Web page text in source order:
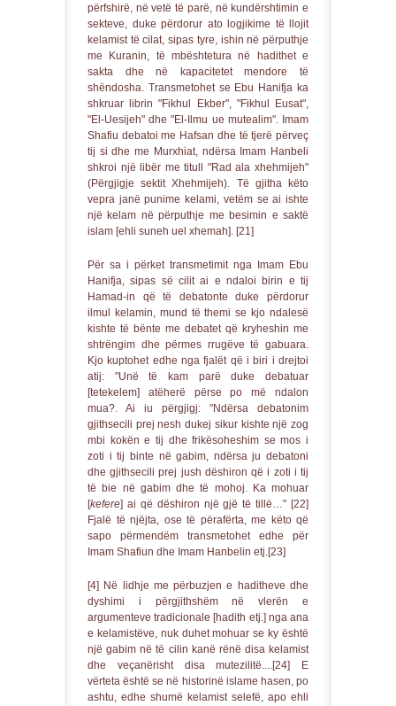
përfshirë, në vetë të parë, në kundërshtimin e
sekteve, duke përdorur ato logjikime të llojit
kelamist të cilat, sipas tyre, ishin në përputhje
me Kuranin, të mbështetura në hadithet e
sakta dhe në kapacitetet mendore të
shëndosha. Transmetohet se Ebu Hanifja ka
shkruar librin "Fikhul Ekber", "Fikhul Eusat",
"El-Uesijeh" dhe "El-Ilmu ue mutealim". Imam
Shafiu debatoi me Hafsan dhe të tjerë përveç
tij si dhe me Murxhiat, ndërsa Imam Hanbeli
shkroi një libër me titull "Rad ala xhehmijeh"
(Përgjigje sektit Xhehmijeh). Të gjitha këto
vepra janë punime kelami, vetëm se ai ishte
një kelam në përputhje me besimin e saktë
islam [ehli suneh uel xhemah]. [21]
Për sa i përket transmetimit nga Imam Ebu
Hanifja, sipas së cilit ai e ndaloi birin e tij
Hamad-in që të debatonte duke përdorur
ilmul kelamin, mund të themi se kjo ndalesë
kishte të bënte me debatet që kryheshin me
shtrëngim dhe përmes rrugëve të gabuara.
Kjo kuptohet edhe nga fjalët që i biri i drejtoi
atij: "Unë të kam parë duke debatuar
[tetekelem] atëherë përse po më ndalon
mua?. Ai iu përgjigj: "Ndërsa debatonim
gjithsecili prej nesh dukej sikur kishte një zog
mbi kokën e tij dhe frikësoheshim se mos i
zoti i tij binte në gabim, ndërsa ju debatoni
dhe gjithsecili prej jush dëshiron që i zoti i tij
të bie në gabim dhe të mohoj. Ka mohuar
[kefere] ai që dëshiron një gjë të tillë…" [22]
Fjalë të njëjta, ose të përafërta, me këto që
sapo përmendëm transmetohet edhe për
Imam Shafiun dhe Imam Hanbelin etj.[23]
[4] Në lidhje me përbuzjen e haditheve dhe
dyshimi i përgjithshëm në vlerën e
argumenteve tradicionale [hadith etj.] nga ana
e kelamistëve, nuk duhet mohuar se ky është
një gabim në të cilin kanë rënë disa kelamist
dhe veçanërisht disa mutezilitë....[24] E
vërteta është se në historinë islame hasen, po
ashtu, edhe shumë kelamist selefë, apo ehli